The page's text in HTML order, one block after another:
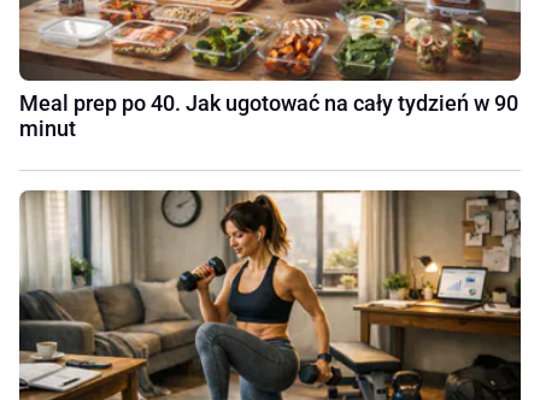
Meal prep po 40. Jak ugotować na cały tydzień w 90
minut